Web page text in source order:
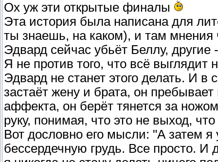
Ох уж эти открытые финалы
Эта история была написана для
ты знаешь, на каком), и там мнения
Эдвард сейчас убьёт Беллу, другие
Я не против того, что всё
Эдвард не станет этого делать. И в
застаёт жену и брата, он
аффекта, он берёт тянется за
руку, понимая, что это не выход,
Вот дословно его мысли: "А затем
бессердечную грудь. Все просто. И